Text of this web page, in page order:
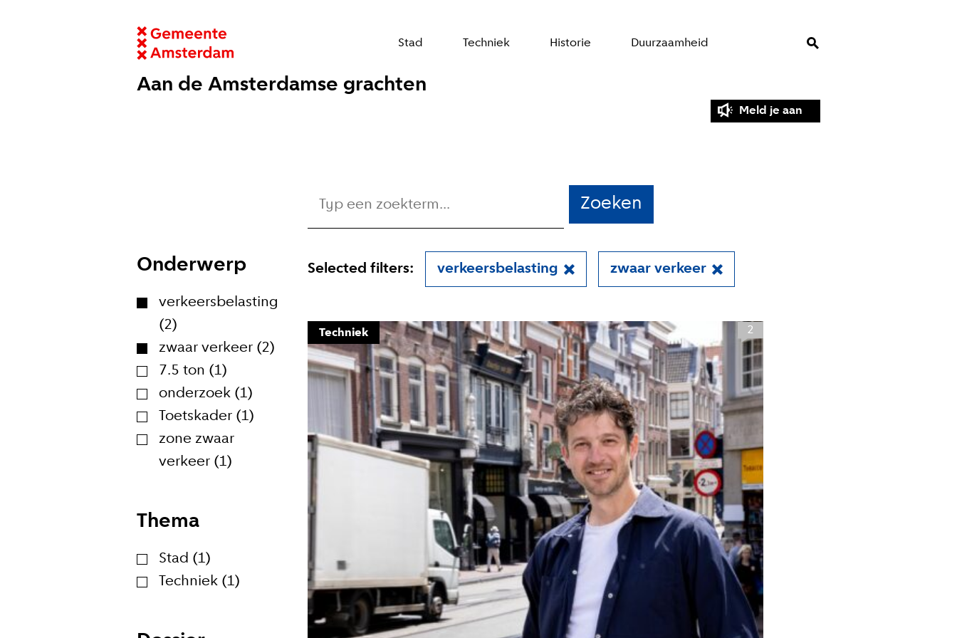
Aan de Amsterdamse grachten
Stad Techniek Historie Duurzaamheid
Meld je aan
Close
Zoeken
Onderwerp
verkeersbelasting
(2)
zwaar verkeer (2)
7.5 ton (1)
onderzoek (1)
Toetskader (1)
zone zwaar
verkeer (1)
Thema
Stad (1)
Techniek (1)
Selected filters: verkeersbelasting zwaar verkeer
Techniek 2